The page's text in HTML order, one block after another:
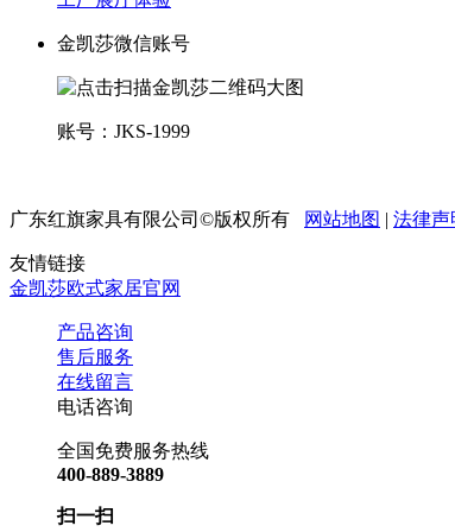
金凯莎微信账号
账号：JKS-1999
广东红旗家具有限公司©版权所有 网站地图 | 法律声
友情链接
金凯莎欧式家居官网
产品咨询
售后服务
在线留言
电话咨询
全国免费服务热线
400-889-3889
扫一扫